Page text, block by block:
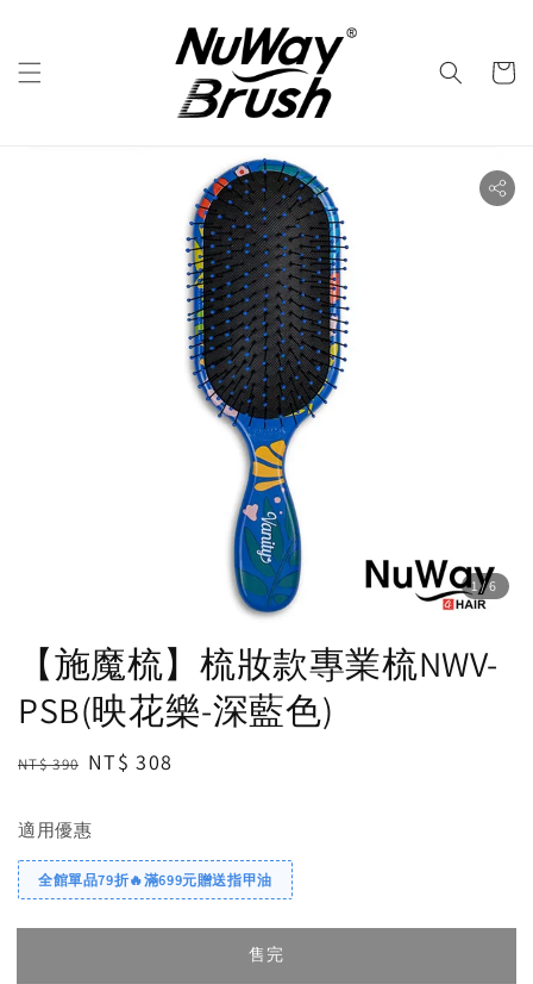
1/6
【施魔梳】梳妝款專業梳NWV-
PSB(映花樂-深藍色)
Regular
NT$ 390 Sale
NT$ 308
適用優惠
全館單品79折🔥滿699元贈送指甲油
售完